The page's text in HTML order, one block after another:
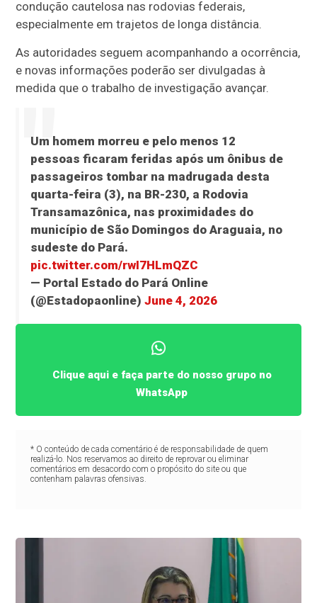
condução cautelosa nas rodovias federais,
especialmente em trajetos de longa distância.
As autoridades seguem acompanhando a ocorrência,
e novas informações poderão ser divulgadas à
medida que o trabalho de investigação avançar.
Um homem morreu e pelo menos 12
pessoas ficaram feridas após um ônibus de
passageiros tombar na madrugada desta
quarta-feira (3), na BR-230, a Rodovia
Transamazônica, nas proximidades do
município de São Domingos do Araguaia, no
sudeste do Pará.
pic.twitter.com/rwI7HLmQZC
— Portal Estado do Pará Online
(@Estadopaonline) June 4, 2026
Clique aqui e faça parte do nosso grupo no
WhatsApp
* O conteúdo de cada comentário é de responsabilidade de quem
realizá-lo. Nos reservamos ao direito de reprovar ou eliminar
comentários em desacordo com o propósito do site ou que
contenham palavras ofensivas.